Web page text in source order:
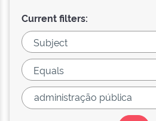
Current filters: